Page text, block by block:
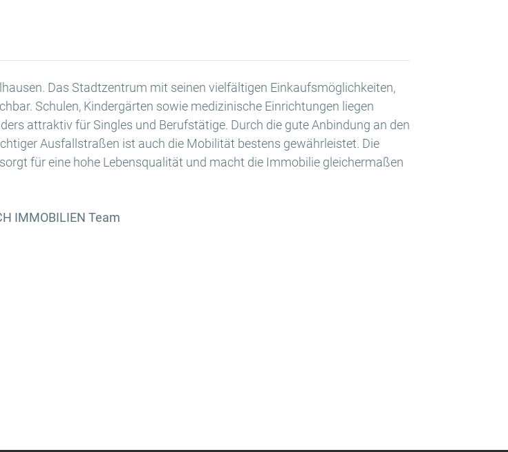
Das Stadtzentrum mit seinen vielfältigen Einkaufsmöglichkeiten,
Schulen, Kindergärten sowie medizinische Einrichtungen liegen
attraktiv für Singles und Berufstätige. Durch die gute Anbindung an den
Ausfallstraßen ist auch die Mobilität bestens gewährleistet. Die
für eine hohe Lebensqualität und macht die Immobilie gleichermaßen